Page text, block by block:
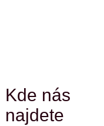
Kde nás
najdete